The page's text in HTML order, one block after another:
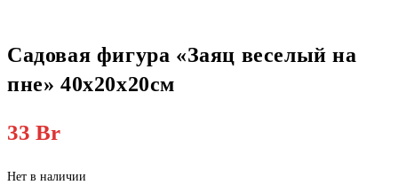
Садовая фигура «Заяц веселый на
пне» 40х20х20см
33 Br
Нет в наличии